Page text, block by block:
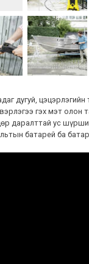
дугуй, цэцэрлэгийн
гэх мэт олон
даралттай ус
батарей ба